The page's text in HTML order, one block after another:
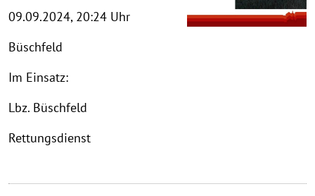
09.09.2024, 20:24 Uhr
Büschfeld
Im Einsatz:
Lbz. Büschfeld
Rettungsdienst